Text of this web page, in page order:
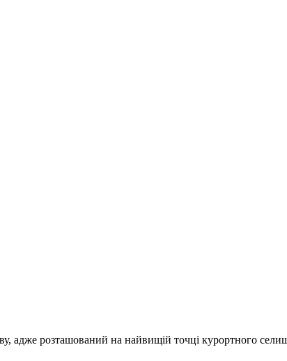
адже розташований на найвищій точці курортного